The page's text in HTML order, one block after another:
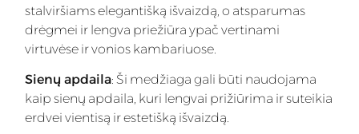
stalviršiams elegantišką išvaizdą, o atsparumas
drėgmei ir lengva priežiūra ypač vertinami
virtuvėse ir vonios kambariuose.
Sienų apdaila: Ši medžiaga gali būti naudojama
kaip sienų apdaila, kuri lengvai prižiūrima ir suteikia
erdvei vientisą ir estetišką išvaizdą.